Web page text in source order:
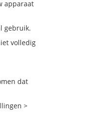
apparaat
gebruik.
volledig
dat
>